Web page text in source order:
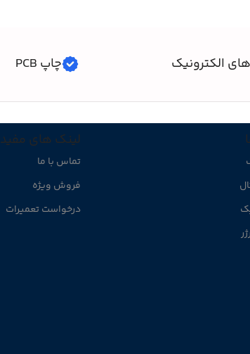
الکترونیک چاپ PCB
لینک های مفید
تماس با ما
فروش ویژه
درخواست تعمیرات